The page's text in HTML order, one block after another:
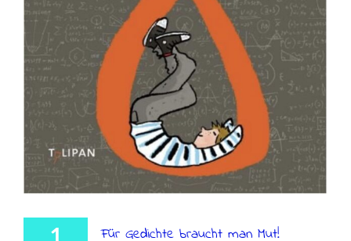
1 Für Gedichte braucht man Mut!